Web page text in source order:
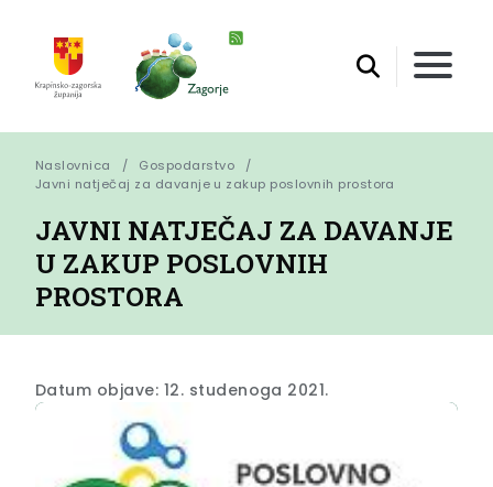
Naslovnica
Gospodarstvo
Javni natječaj za davanje u zakup poslovnih prostora
JAVNI NATJEČAJ ZA DAVANJE
U ZAKUP POSLOVNIH
PROSTORA
Datum objave: 12. studenoga 2021.